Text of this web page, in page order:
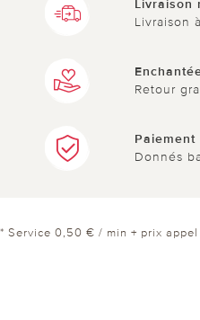
Livraison
Livraison
Retour
Paiement
Donnés
* Service 0,50 € / min + prix appel